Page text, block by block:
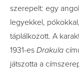
szerepelt: egy
legyekkel,
táplálkozott. A
1931-es Drakula
játszotta a